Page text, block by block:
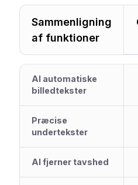
Sammenligning
af funktioner
AI automatiske
billedtekster
Præcise
undertekster
AI fjerner tavshed